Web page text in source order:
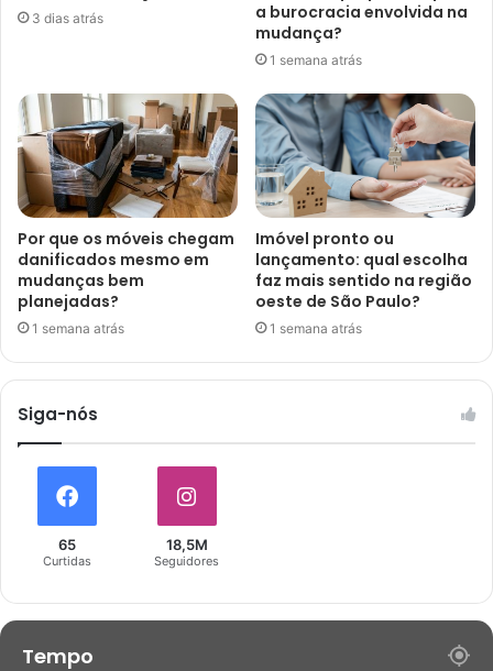
3 dias atrás
a burocracia envolvida na
mudança?
1 semana atrás
Por que os móveis chegam
danificados mesmo em
mudanças bem
planejadas?
1 semana atrás
Imóvel pronto ou
lançamento: qual escolha
faz mais sentido na região
oeste de São Paulo?
1 semana atrás
Siga-nós
65
Curtidas
18,5M
Seguidores
Tempo